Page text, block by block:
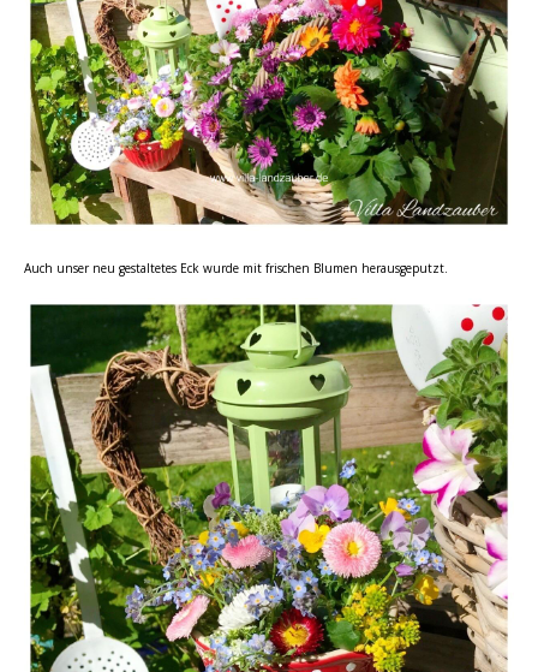
Auch unser neu gestaltetes Eck wurde mit frischen Blumen herausgeputzt.